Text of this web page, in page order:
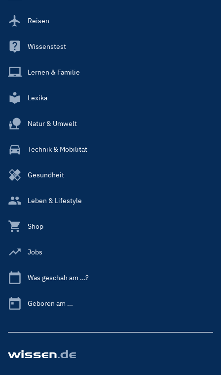
Reisen
Wissenstest
Lernen & Familie
Lexika
Natur & Umwelt
Technik & Mobilität
Gesundheit
Leben & Lifestyle
Shop
Jobs
Was geschah am ...?
Geboren am ...